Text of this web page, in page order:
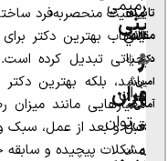
بینی
در
تهران
+
ترميمي
بيني
در
تهران
می‌توان
به
تایید
مقاله:
دکتر
امین
آمالی
ه:
فر
زان
ه
رم
ض
ان
ماهیت منحصربه‌فرد
انتخاب بهترین دکتر
حیاتی تبدیل کرده
باشد، بلکه بهترین
معیارهایی مانند میزان
قبل و بعد از عمل، سبک
مشکلات پیچیده و سابقه